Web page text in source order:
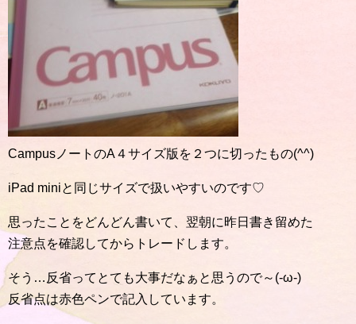
CampusノートのA４サイズ版を２つに切ったもの(^^)
iPad miniと同じサイズで扱いやすいのです♡
思ったことをどんどん書いて、翌朝に昨日書き留めた
注意点を確認してからトレードします。
そう…反省ってとても大事だなぁと思うので～(-ω-)
反省点は赤色ペンで記入しています。